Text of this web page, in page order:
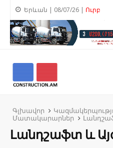
Երևան | 08/07/26 | Ուրբ
Գլխավոր
Մատակարարներ
Լանդշաֆտ և